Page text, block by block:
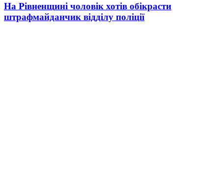
На Рівненщині чоловік хотів обікрасти
штрафмайданчик відділу поліції